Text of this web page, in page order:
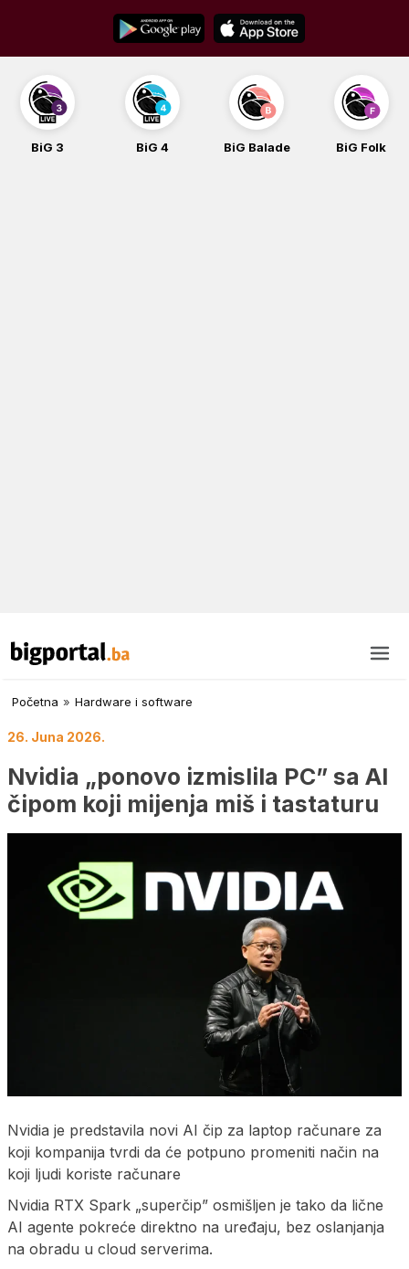
content
BiG 3 BiG 4 BiG Balade BiG Folk
Početna » Hardware i software
26. Juna 2026.
Nvidia „ponovo izmislila PC” sa AI
čipom koji mijenja miš i tastaturu
Nvidia je predstavila novi AI čip za laptop računare za
koji kompanija tvrdi da će potpuno promeniti način na
koji ljudi koriste računare
Nvidia RTX Spark „superčip” osmišljen je tako da lične
AI agente pokreće direktno na uređaju, bez oslanjanja
na obradu u cloud serverima.